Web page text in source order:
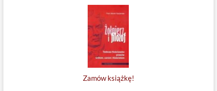
Zamów książkę!